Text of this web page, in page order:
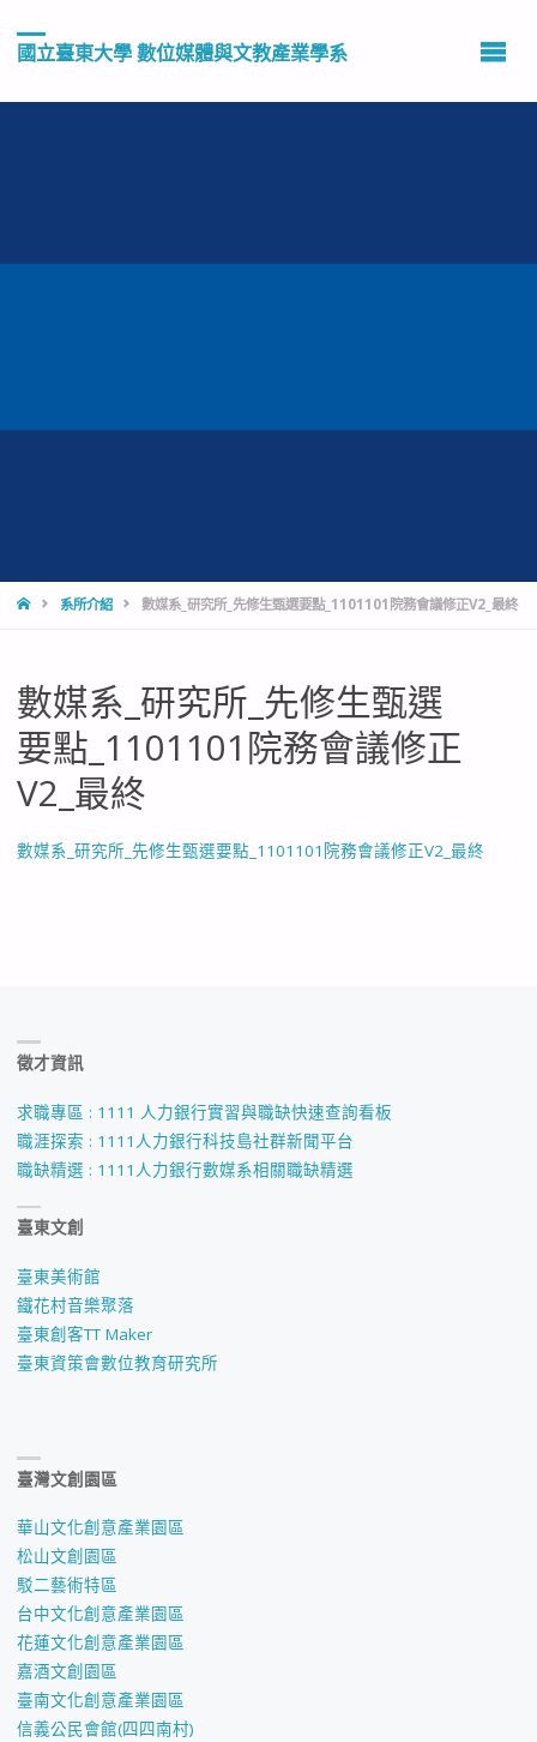
國立臺東大學 數位媒體與文教產業學系
HOME系所介紹 數媒系_研究所_先修生甄選要點_1101101院務會議修正V2_最終
數媒系_研究所_先修生甄選
要點_1101101院務會議修正
V2_最終
數媒系_研究所_先修生甄選要點_1101101院務會議修正V2_最終
徵才資訊
求職專區 : 1111 人力銀行實習與職缺快速查詢看板
職涯探索 : 1111人力銀行科技島社群新聞平台
職缺精選 : 1111人力銀行數媒系相關職缺精選
臺東文創
臺東美術館
鐵花村音樂聚落
臺東創客TT Maker
臺東資策會數位教育研究所
臺灣文創園區
華山文化創意產業園區
松山文創園區
駁二藝術特區
台中文化創意產業園區
花蓮文化創意產業園區
嘉酒文創園區
臺南文化創意產業園區
信義公民會館(四四南村)